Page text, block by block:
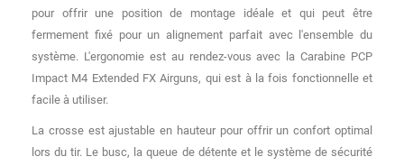
pour offrir une position de montage idéale et qui peut être
fermement fixé pour un alignement parfait avec l'ensemble du
système. L'ergonomie est au rendez-vous avec la Carabine PCP
Impact M4 Extended FX Airguns, qui est à la fois fonctionnelle et
facile à utiliser.
La crosse est ajustable en hauteur pour offrir un confort optimal
lors du tir. Le busc, la queue de détente et le système de sécurité